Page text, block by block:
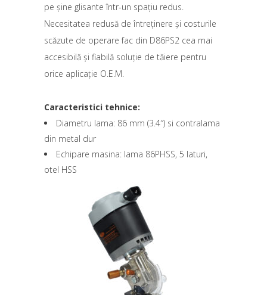
pe șine glisante într-un spațiu redus.
Necesitatea redusă de întreținere și costurile
scăzute de operare fac din D86PS2 cea mai
accesibilă și fiabilă soluție de tăiere pentru
orice aplicație O.E.M.
Caracteristici tehnice:
Diametru lama: 86 mm (3.4″) si contralama
din metal dur
Echipare masina: lama 86PHSS, 5 laturi,
otel HSS